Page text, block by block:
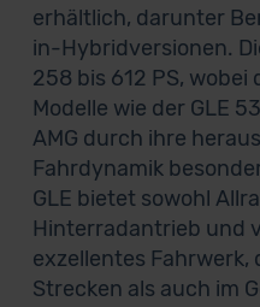
erhältlich, darunter
in-Hybridversionen.
258 bis 612 PS, wobei
Modelle wie der GLE
AMG durch ihre
Fahrdynamik
GLE bietet sowohl
Hinterradantrieb und
exzellentes Fahrwerk,
Strecken als auch im